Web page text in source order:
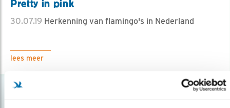
Pretty in pink
30.07.19 Herkenning van flamingo's in Nederland
lees meer